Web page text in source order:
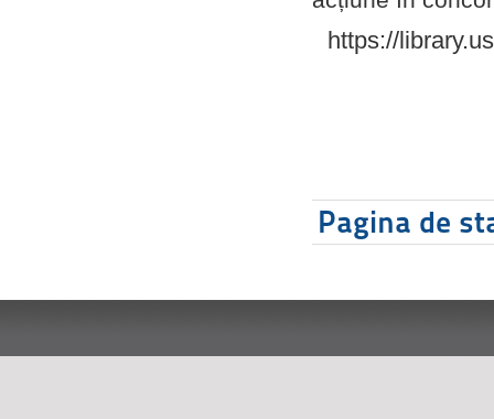
https://
Pagina de